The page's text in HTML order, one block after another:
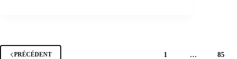
PRÉCÉDENT 1 … 85